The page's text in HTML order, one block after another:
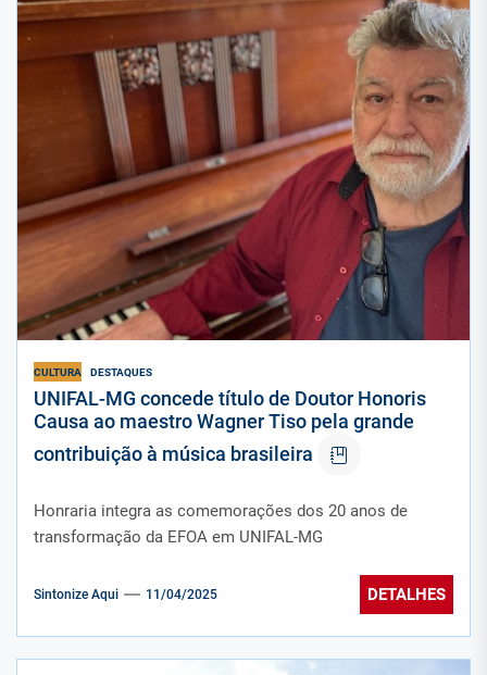
CULTURA DESTAQUES
UNIFAL-MG concede título de Doutor Honoris
Causa ao maestro Wagner Tiso pela grande
contribuição à música brasileira
Honraria integra as comemorações dos 20 anos de
transformação da EFOA em UNIFAL-MG
Sintonize Aqui 11/04/2025 DETALHES